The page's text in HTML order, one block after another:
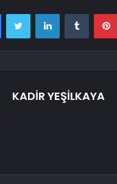
FacebookTwitter LinkedInTumblr
KADİR YEŞİLKAYA